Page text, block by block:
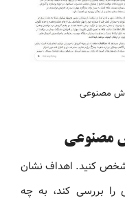
مصنوعی
مصنوعی
کنید. اهداف نشان
بررسی کند، به چه